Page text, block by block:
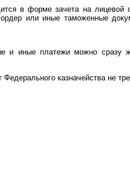
в форме зачета на лицевой
или иные таможенные
и иные платежи можно сразу
казначейства не